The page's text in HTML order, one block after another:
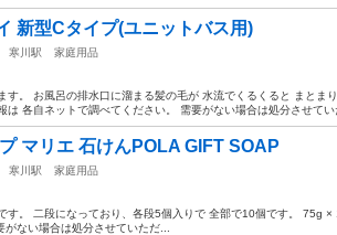
新型Cタイプ(ユニットバス用)
寒川駅
家庭用品
す。 お風呂の排水口に溜まる髪の毛が 水流でくるくると まとま
は 各自ネットで調べてください。 需要がない場合は処分させてい
マリエ 石けんPOLA GIFT SOAP
寒川駅
家庭用品
す。 二段になっており、各段5個入りで 全部で10個です。 75g
ない場合は処分させていただ...